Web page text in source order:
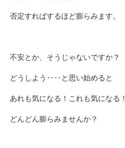
否定すればするほど膨らみます。
不安とか、そうじゃないですか？
どうしよう‥‥と思い始めると
あれも気になる！これも気になる！
どんどん膨らみませんか？